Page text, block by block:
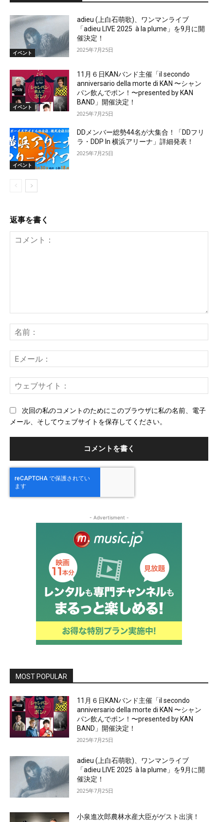
イベント
adieu (上白石萌歌)、ワンマンライブ
「adieu LIVE 2025 à la plume」を9月に開
催決定！
2025年7月25日
イベント
11月６日KANバンド主催「il secondo
anniversario della morte di KAN 〜シャン
パン飲んでポン！〜presented by KAN
BAND」開催決定！
2025年7月25日
イベント
DDメンバー総勢44名が大集合！「DDフリ
ラ・DDP In 横浜アリーナ」詳細発表！
2025年7月25日
返事を書く
ン
ト：
前
メ
ー
ェ
次回の私のコメントのためにこのブラウザに私の名前、電子
メール、そしてウェブサイトを保存してください。
- Advertisment -
MOST POPULAR
11月６日KANバンド主催「il secondo
anniversario della morte di KAN 〜シャン
パン飲んでポン！〜presented by KAN
BAND」開催決定！
2025年7月25日
adieu (上白石萌歌)、ワンマンライブ
「adieu LIVE 2025 à la plume」を9月に開
催決定！
2025年7月25日
小泉進次郎農林水産大臣がゲスト出演！